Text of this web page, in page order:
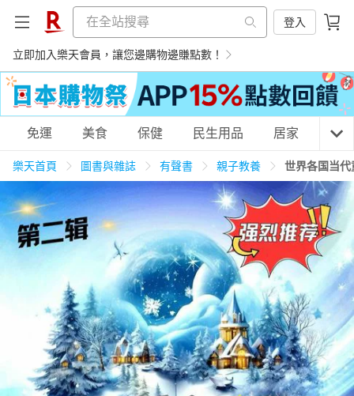
登入
立即加入樂天會員，讓您邊購物邊賺點數！
購物網分類
天天免運 美食蛋糕 養生保健 民生用品
3C家電 運動休閒 親子玩具
女裝 男裝 化妝保養 情趣用品
免運 美食 保健 民生用品 居家 3C
樂天首頁 圖書與雜誌 有聲書 親子教養 世界各国当代